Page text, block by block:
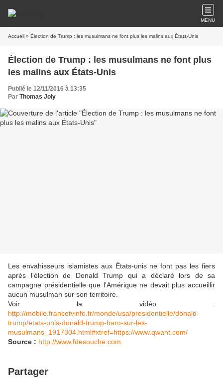
MENU
Accueil » Élection de Trump : les musulmans ne font plus les malins aux États-Unis
Élection de Trump : les musulmans ne font plus
les malins aux États-Unis
Publié le 12/11/2016 à 13:35
Par Thomas Joly
Les envahisseurs islamistes aux États-unis ne font pas les fiers
après l'élection de Donald Trump qui a déclaré lors de sa
campagne présidentielle que l'Amérique ne devait plus accueillir
aucun musulman sur son territoire.
Voir la vidéo :
http://mobile.francetvinfo.fr/monde/usa/presidentielle/donald-
trump/etats-unis-donald-trump-haro-sur-les-
musulmans_1917304.html#xtref=https://www.qwant.com/
Source : http://www.fdesouche.com
Partager